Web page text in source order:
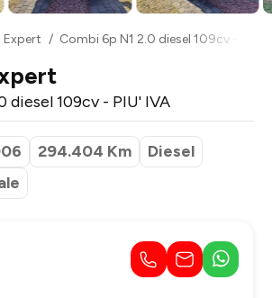
Expert Combi 6p N1 2.0 diesel 109cv - PIU'
diesel 109cv - PIU' IVA
294.404 Km
Diesel